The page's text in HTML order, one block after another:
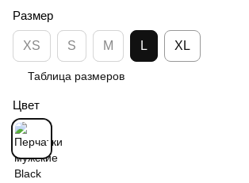
Размер
XS S M L XL
Таблица размеров
Цвет